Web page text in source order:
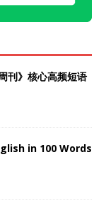
刊》核心高频短语
in 100 Words